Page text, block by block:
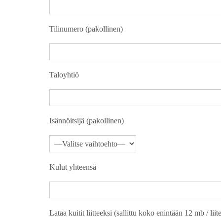
Tilinumero (pakollinen)
Taloyhtiö
Isännöitsijä (pakollinen)
Kulut yhteensä
Lataa kuitit liitteeksi (sallittu koko enintään 12 mb /